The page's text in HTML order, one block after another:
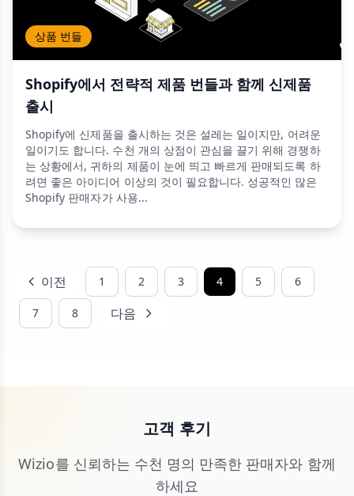
상품 번들
Shopify에서 전략적 제품 번들과 함께 신제품
출시
Shopify에 신제품을 출시하는 것은 설레는 일이지만, 어려운
일이기도 합니다. 수천 개의 상점이 관심을 끌기 위해 경쟁하
는 상황에서, 귀하의 제품이 눈에 띄고 빠르게 판매되도록 하
려면 좋은 아이디어 이상의 것이 필요합니다. 성공적인 많은
Shopify 판매자가 사용...
이전 1 2 3 4 5 6
7 8 다음
고객 후기
Wizio를 신뢰하는 수천 명의 만족한 판매자와 함께
하세요